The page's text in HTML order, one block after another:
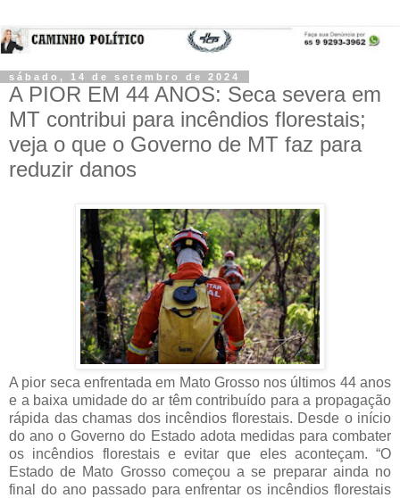
sábado, 14 de setembro de 2024
A PIOR EM 44 ANOS: Seca severa em
MT contribui para incêndios florestais;
veja o que o Governo de MT faz para
reduzir danos
A pior seca enfrentada em Mato Grosso nos últimos 44 anos
e a baixa umidade do ar têm contribuído para a propagação
rápida das chamas dos incêndios florestais. Desde o início
do ano o Governo do Estado adota medidas para combater
os incêndios florestais e evitar que eles aconteçam. “O
Estado de Mato Grosso começou a se preparar ainda no
final do ano passado para enfrentar os incêndios florestais